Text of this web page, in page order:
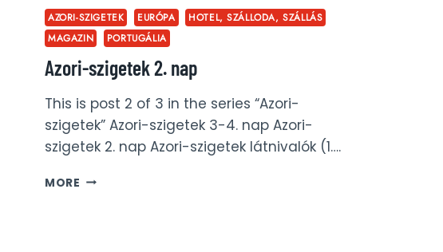
AZORI-SZIGETEK EURÓPA
HOTEL, SZÁLLODA, SZÁLLÁS
MAGAZIN
PORTUGÁLIA
Azori-szigetek 2. nap
This is post 2 of 3 in the series “Azori-
szigetek” Azori-szigetek 3-4. nap Azori-
szigetek 2. nap Azori-szigetek látnivalók (1….
MORE AZORI-